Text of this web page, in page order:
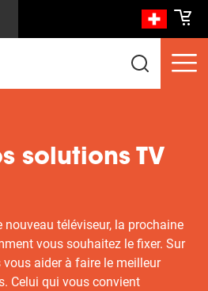
solutions TV
téléviseur, la prochaine
vous souhaitez le fixer. Sur
aider à faire le meilleur
Celui qui vous convient